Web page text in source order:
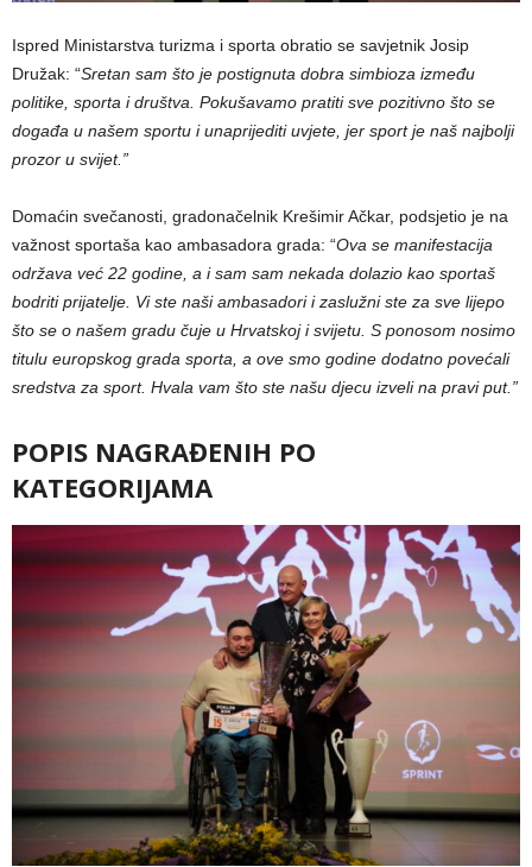
Ispred Ministarstva turizma i sporta obratio se savjetnik Josip
Družak: “Sretan sam što je postignuta dobra simbioza između
politike, sporta i društva. Pokušavamo pratiti sve pozitivno što se
događa u našem sportu i unaprijediti uvjete, jer sport je naš najbolji
prozor u svijet.”
Domaćin svečanosti, gradonačelnik Krešimir Ačkar, podsjetio je na
važnost sportaša kao ambasadora grada: “Ova se manifestacija
održava već 22 godine, a i sam sam nekada dolazio kao sportaš
bodriti prijatelje. Vi ste naši ambasadori i zaslužni ste za sve lijepo
što se o našem gradu čuje u Hrvatskoj i svijetu. S ponosom nosimo
titulu europskog grada sporta, a ove smo godine dodatno povećali
sredstva za sport. Hvala vam što ste našu djecu izveli na pravi put.”
POPIS NAGRAĐENIH PO
KATEGORIJAMA